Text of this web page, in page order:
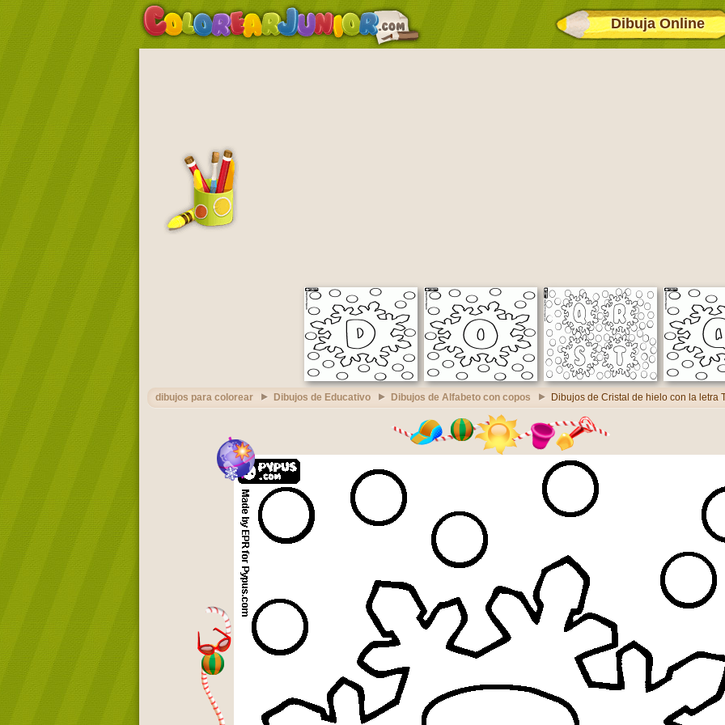
Dibuja Online
dibujos para colorear Dibujos de Educativo Dibujos de Alfabeto con copos Dibujos de Cristal de hielo con la letra